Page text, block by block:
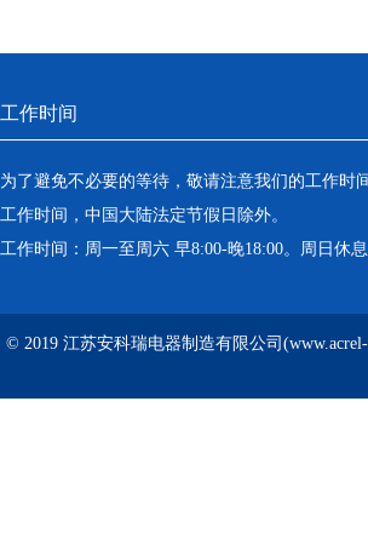
工作时间
为了避免不必要的等待，敬请注意我们的工作时
工作时间，中国大陆法定节假日除外。
工作时间：周一至周六 早8:00-晚18:00。周日休息
© 2019 江苏安科瑞电器制造有限公司